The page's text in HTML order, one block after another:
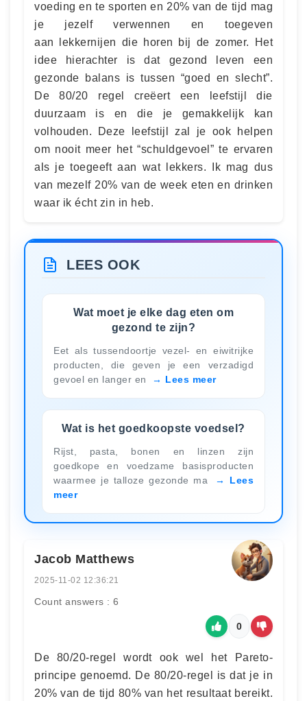
voeding en te sporten en 20% van de tijd mag
je jezelf verwennen en toegeven
aan lekkernijen die horen bij de zomer. Het
idee hierachter is dat gezond leven een
gezonde balans is tussen “goed en slecht”.
De 80/20 regel creëert een leefstijl die
duurzaam is en die je gemakkelijk kan
volhouden. Deze leefstijl zal je ook helpen
om nooit meer het “schuldgevoel” te ervaren
als je toegeeft aan wat lekkers. Ik mag dus
van mezelf 20% van de week eten en drinken
waar ik écht zin in heb.
LEES OOK
Wat moet je elke dag eten om
gezond te zijn?
Eet als tussendoortje vezel- en eiwitrijke
producten, die geven je een verzadigd
gevoel en langer en
Lees meer
Wat is het goedkoopste voedsel?
Rijst, pasta, bonen en linzen zijn
goedkope en voedzame basisproducten
waarmee je talloze gezonde ma
Lees
meer
Jacob Matthews
2025-11-02 12:36:21
Count answers : 6
0
De 80/20-regel wordt ook wel het Pareto-
principe genoemd. De 80/20-regel is dat je in
20% van de tijd 80% van het resultaat bereikt.